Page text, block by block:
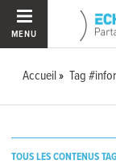
MENU
Accueil Tag
TOUS LES CONTENUS